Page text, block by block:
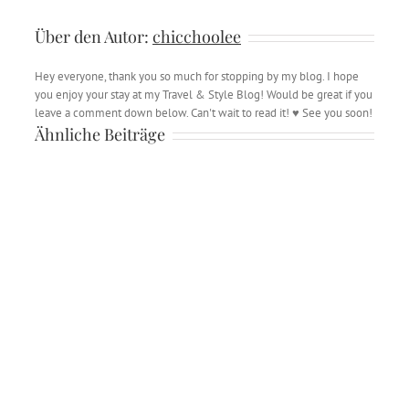
Über den Autor: chicchoolee
Hey everyone, thank you so much for stopping by my blog. I hope
you enjoy your stay at my Travel & Style Blog! Would be great if you
leave a comment down below. Can't wait to read it! ♥ See you soon!
Ähnliche Beiträge